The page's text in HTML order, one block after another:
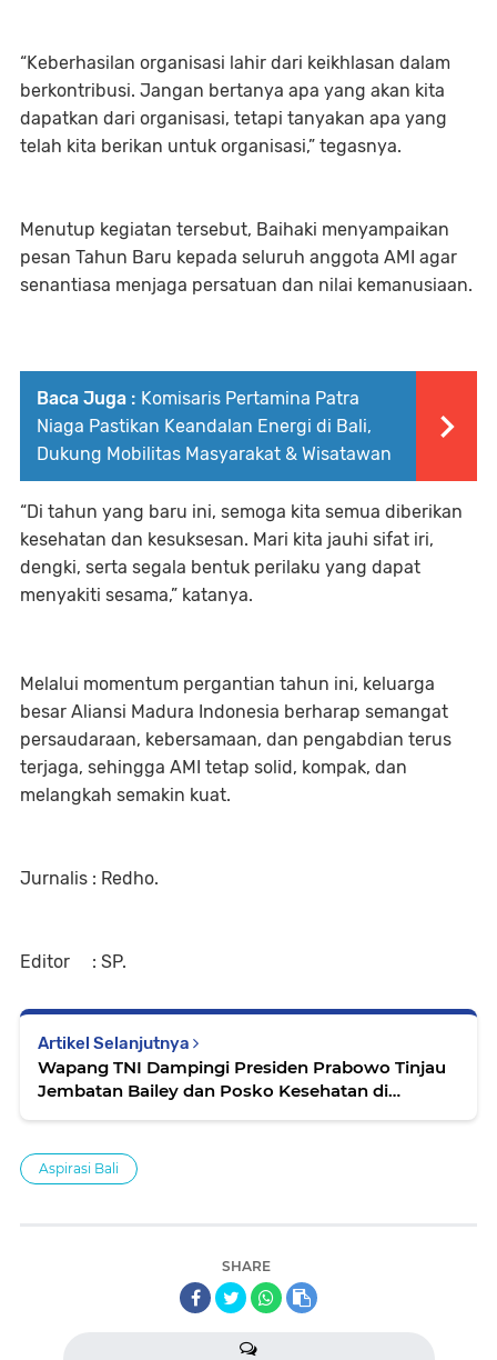
“Keberhasilan organisasi lahir dari keikhlasan dalam
berkontribusi. Jangan bertanya apa yang akan kita
dapatkan dari organisasi, tetapi tanyakan apa yang
telah kita berikan untuk organisasi,” tegasnya.
Menutup kegiatan tersebut, Baihaki menyampaikan
pesan Tahun Baru kepada seluruh anggota AMI agar
senantiasa menjaga persatuan dan nilai kemanusiaan.
Baca Juga : Komisaris Pertamina Patra
Niaga Pastikan Keandalan Energi di Bali,
Dukung Mobilitas Masyarakat & Wisatawan
“Di tahun yang baru ini, semoga kita semua diberikan
kesehatan dan kesuksesan. Mari kita jauhi sifat iri,
dengki, serta segala bentuk perilaku yang dapat
menyakiti sesama,” katanya.
Melalui momentum pergantian tahun ini, keluarga
besar Aliansi Madura Indonesia berharap semangat
persaudaraan, kebersamaan, dan pengabdian terus
terjaga, sehingga AMI tetap solid, kompak, dan
melangkah semakin kuat.
Jurnalis : Redho.
Editor : SP.
Artikel Selanjutnya
Wapang TNI Dampingi Presiden Prabowo Tinjau
Jembatan Bailey dan Posko Kesehatan di
Aspirasi Bali
SHARE